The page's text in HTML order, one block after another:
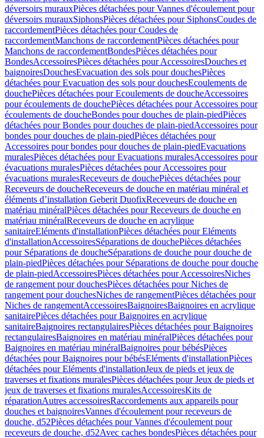
déversoirs murauxPièces détachées pour Vannes d'écoulement pour
déversoirs murauxSiphonsPièces détachées pour SiphonsCoudes de
raccordementPièces détachées pour Coudes de
raccordementManchons de raccordementPièces détachées pour
Manchons de raccordementBondesPièces détachées pour
BondesAccessoiresPièces détachées pour AccessoiresDouches et
baignoiresDouchesEvacuation des sols pour douchesPièces
détachées pour Evacuation des sols pour douchesEcoulements de
douchePièces détachées pour Ecoulements de doucheAccessoires
pour écoulements de douchePièces détachées pour Accessoires pour
écoulements de doucheBondes pour douches de plain-piedPièces
détachées pour Bondes pour douches de plain-piedAccessoires pour
bondes pour douches de plain-piedPièces détachées pour
Accessoires pour bondes pour douches de plain-piedEvacuations
muralesPièces détachées pour Evacuations muralesAccessoires pour
évacuations muralesPièces détachées pour Accessoires pour
évacuations muralesReceveurs de douchePièces détachées pour
Receveurs de doucheReceveurs de douche en matériau minéral et
éléments d’installation Geberit DuofixReceveurs de douche en
matériau minéralPièces détachées pour Receveurs de douche en
matériau minéralReceveurs de douche en acrylique
sanitaireEléments d'installationPièces détachées pour Eléments
d'installationAccessoiresSéparations de douchePièces détachées
pour Séparations de doucheSéparations de douche pour douche de
plain-piedPièces détachées pour Séparations de douche pour douche
de plain-piedAccessoiresPièces détachées pour AccessoiresNiches
de rangement pour douchesPièces détachées pour Niches de
rangement pour douchesNiches de rangementPièces détachées pour
Niches de rangementAccessoiresBaignoiresBaignoires en acrylique
sanitairePièces détachées pour Baignoires en acrylique
sanitaireBaignoires rectangulairesPièces détachées pour Baignoires
rectangulairesBaignoires en matériau minéralPièces détachées pour
Baignoires en matériau minéralBaignoires pour bébésPièces
détachées pour Baignoires pour bébésEléments d'installationPièces
détachées pour Eléments d'installationJeux de pieds et jeux de
traverses et fixations muralesPièces détachées pour Jeux de pieds et
jeux de traverses et fixations muralesAccessoiresKits de
réparationAutres accessoiresRaccordements aux appareils pour
douches et baignoiresVannes d'écoulement pour receveurs de
douche, d52Pièces détachées pour Vannes d'écoulement pour
receveurs de douche, d52Avec caches bondesPièces détachées pour